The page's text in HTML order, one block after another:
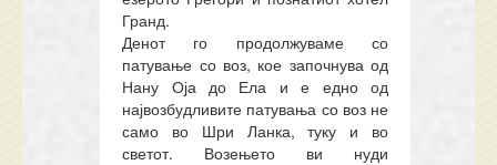
Гранд.
Денот го продолжуваме со
патување со воз, кое започнува од
Нану Оја до Ела и е едно од
највозбудливите патувања со воз не
само во Шри Ланка, туку и во
светот. Возењето ви нуди